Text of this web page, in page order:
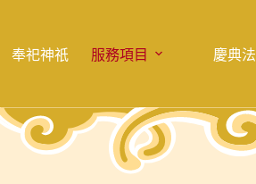
奉祀神祇 服務項目 慶典